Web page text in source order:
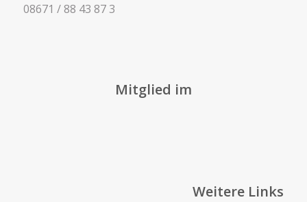
08671 / 88 43 87 3
Mitglied im
Weitere Links